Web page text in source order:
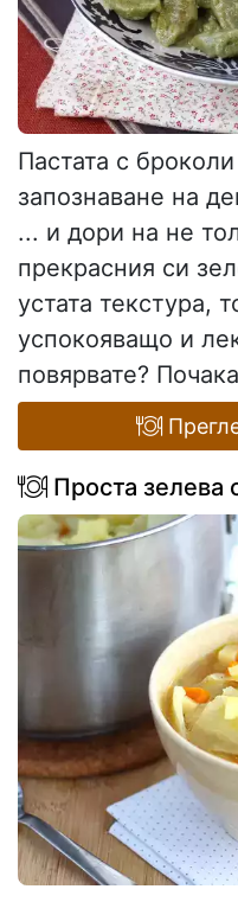
Пастата с
запознаване на
... и дори на не
прекрасния си
устата текстура,
успокояващо и
повярвате?
Проста зелева